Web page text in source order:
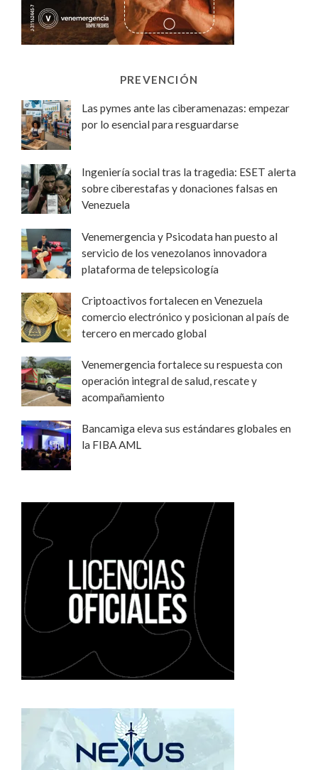
PREVENCIÓN
Las pymes ante las ciberamenazas: empezar
por lo esencial para resguardarse
Ingeniería social tras la tragedia: ESET alerta
sobre ciberestafas y donaciones falsas en
Venezuela
Venemergencia y Psicodata han puesto al
servicio de los venezolanos innovadora
plataforma de telepsicología
Criptoactivos fortalecen en Venezuela
comercio electrónico y posicionan al país de
tercero en mercado global
Venemergencia fortalece su respuesta con
operación integral de salud, rescate y
acompañamiento
Bancamiga eleva sus estándares globales en
la FIBA AML